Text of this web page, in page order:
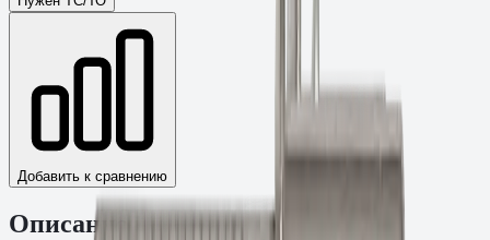
Добавить к сравнению
Описание